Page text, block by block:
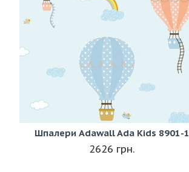
Шпалери Adawall Ada Kids 8901-1
2626 грн.